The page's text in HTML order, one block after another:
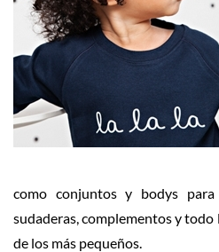
como conjuntos y bodys para
sudaderas, complementos y
de los más pequeños.